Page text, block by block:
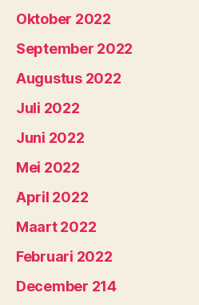
Oktober 2022
September 2022
Augustus 2022
Juli 2022
Juni 2022
Mei 2022
April 2022
Maart 2022
Februari 2022
December 214